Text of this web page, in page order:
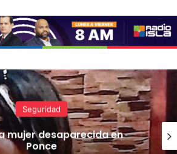
Seguridad
mujer desaparecida en
Ponce